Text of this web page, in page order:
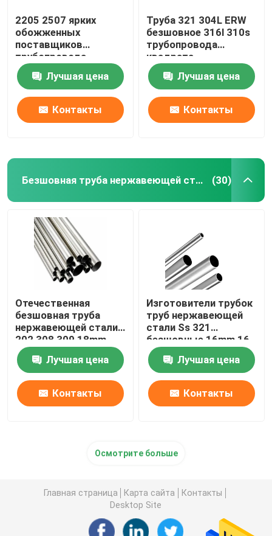
2205 2507 ярких
обожженных
поставщиков
трубопровода
квадрата
нержавеющей стали
трубки 310S 201 304
304L 316 316L
Лучшая цена
Контакты
Труба 321 304L ERW
безшовное 316l 310s
трубопровода
квадрата
нержавеющей стали
1 дюйма 0,4 Mm
Лучшая цена
Контакты
Безшовная труба нержавеющей стали (30)
Отечественная
безшовная труба
нержавеющей стали
202 308 309 18mm
22mm 2 трубка Inox
дюйма 304Лучшая цена
Контакты
Изготовители трубок
труб нержавеющей
стали Ss 321
безшовные 16mm 16
теплообменный
аппарат датчика 304
Лучшая цена
Контакты
Осмотрите больше
Главная страница Карта сайта
Контакты
Desktop Site